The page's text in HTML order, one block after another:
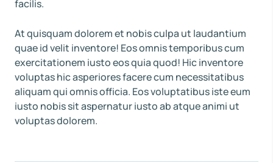
facilis.
At quisquam dolorem et nobis culpa ut laudantium
quae id velit inventore! Eos omnis temporibus cum
exercitationem iusto eos quia quod! Hic inventore
voluptas hic asperiores facere cum necessitatibus
aliquam qui omnis officia. Eos voluptatibus iste eum
iusto nobis sit aspernatur iusto ab atque animi ut
voluptas dolorem.